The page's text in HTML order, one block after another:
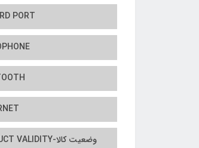
PORT
وضعیت کالا-PRODUCT VALIDITY